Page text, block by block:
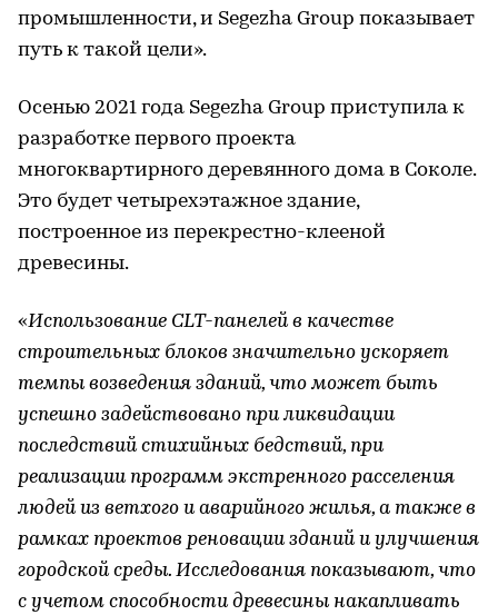
промышленности, и Segezha Group показывает
путь к такой цели».
Осенью 2021 года Segezha Group приступила к
разработке первого проекта
многоквартирного деревянного дома в Соколе.
Это будет четырехэтажное здание,
построенное из перекрестно-клееной
древесины.
«Использование CLT-панелей в качестве
строительных блоков значительно ускоряет
темпы возведения зданий, что может быть
успешно задействовано при ликвидации
последствий стихийных бедствий, при
реализации программ экстренного расселения
людей из ветхого и аварийного жилья, а также в
рамках проектов реновации зданий и улучшения
городской среды. Исследования показывают, что
с учетом способности древесины накапливать